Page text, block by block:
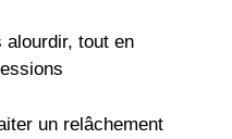
alourdir, tout en
un relâchement